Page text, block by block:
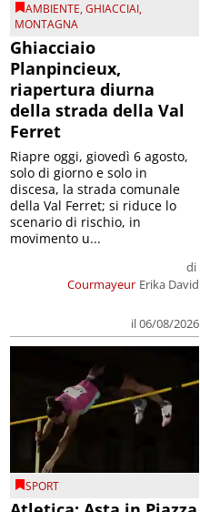
AMBIENTE,GHIACCIAI,
MONTAGNA
Ghiacciaio
Planpincieux,
riapertura diurna
della strada della Val
Ferret
Courmayeur
di
Erika David
il 06/08/2026
Riapre oggi, giovedì 6 agosto,
solo di giorno e solo in
discesa, la strada comunale
della Val Ferret; si riduce lo
scenario di rischio, in
movimento u...
SPORT